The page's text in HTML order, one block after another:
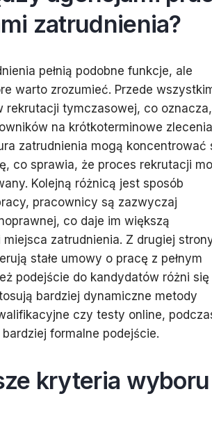
zatrudnienia?
pełnią podobne funkcje, ale
warto zrozumieć. Przede
tymczasowej, co
na krótkoterminowe
zatrudnienia mogą koncentrować
co sprawia, że proces rekrutacji
Kolejną różnicą jest sposób
pracownicy są zazwyczaj
co daje im większą
zatrudnienia. Z drugiej
stałe umowy o pracę z pełnym
podejście do kandydatów różni
bardziej dynamiczne metody
czy testy online,
formalne podejście.
kryteria wyboru